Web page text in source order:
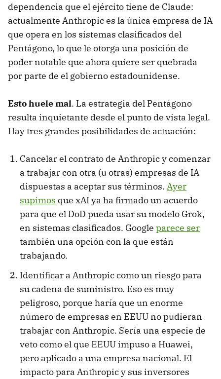
dependencia que el ejército tiene de Claude:
actualmente Anthropic es la única empresa de IA
que opera en los sistemas clasificados del
Pentágono, lo que le otorga una posición de
poder notable que ahora quiere ser quebrada
por parte de el gobierno estadounidense.
Esto huele mal. La estrategia del Pentágono
resulta inquietante desde el punto de vista legal.
Hay tres grandes posibilidades de actuación:
Cancelar el contrato de Anthropic y comenzar
a trabajar con otra (u otras) empresas de IA
dispuestas a aceptar sus términos. Ayer
supimos que xAI ya ha firmado un acuerdo
para que el DoD pueda usar su modelo Grok,
en sistemas clasificados. Google parece ser
también una opción con la que están
trabajando.
Identificar a Anthropic como un riesgo para
su cadena de suministro. Eso es muy
peligroso, porque haría que un enorme
número de empresas en EEUU no pudieran
trabajar con Anthropic. Sería una especie de
veto como el que EEUU impuso a Huawei,
pero aplicado a una empresa nacional. El
impacto para Anthropic y sus inversores